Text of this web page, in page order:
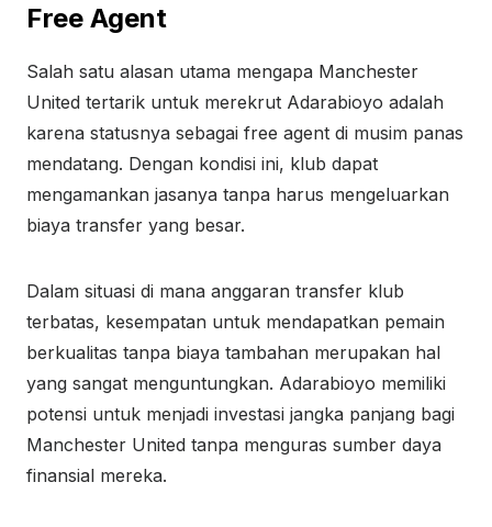
Free Agent
Salah satu alasan utama mengapa Manchester
United tertarik untuk merekrut Adarabioyo adalah
karena statusnya sebagai free agent di musim panas
mendatang. Dengan kondisi ini, klub dapat
mengamankan jasanya tanpa harus mengeluarkan
biaya transfer yang besar.
Dalam situasi di mana anggaran transfer klub
terbatas, kesempatan untuk mendapatkan pemain
berkualitas tanpa biaya tambahan merupakan hal
yang sangat menguntungkan. Adarabioyo memiliki
potensi untuk menjadi investasi jangka panjang bagi
Manchester United tanpa menguras sumber daya
finansial mereka.